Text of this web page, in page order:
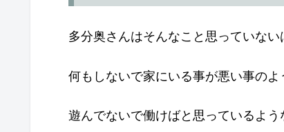
多分奥さんはそんなこと思っていない
何もしないで家にいる事が悪い事のよ
遊んでないで働けばと思っているよう